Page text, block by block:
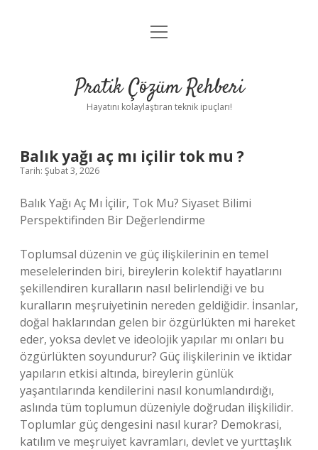
Anasayfa
Yasal Uyarı
menüyü
Pratik Çözüm Rehberi
Hayatını kolaylaştıran teknik ipuçları!
Balık yağı aç mı içilir tok mu ?
Tarih: Şubat 3, 2026
Balık Yağı Aç Mı İçilir, Tok Mu? Siyaset Bilimi
Perspektifinden Bir Değerlendirme
Toplumsal düzenin ve güç ilişkilerinin en temel
meselelerinden biri, bireylerin kolektif hayatlarını
şekillendiren kuralların nasıl belirlendiği ve bu
kuralların meşruiyetinin nereden geldiğidir. İnsanlar,
doğal haklarından gelen bir özgürlükten mi hareket
eder, yoksa devlet ve ideolojik yapılar mı onları bu
özgürlükten soyundurur? Güç ilişkilerinin ve iktidar
yapıların etkisi altında, bireylerin günlük
yaşantılarında kendilerini nasıl konumlandırdığı,
aslında tüm toplumun düzeniyle doğrudan ilişkilidir.
Toplumlar güç dengesini nasıl kurar? Demokrasi,
katılım ve meşruiyet kavramları, devlet ve yurttaşlık